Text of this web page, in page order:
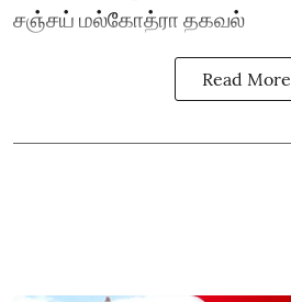
சஞ்சய் மல்கோத்ரா தகவல்
Read More